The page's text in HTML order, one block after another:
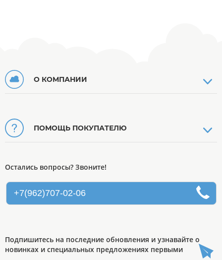
О КОМПАНИИ
ПОМОЩЬ ПОКУПАТЕЛЮ
Остались вопросы? Звоните!
+7(962)707-02-06
Подпишитесь на последние обновления и узнавайте о
новинках и специальных предложениях первыми